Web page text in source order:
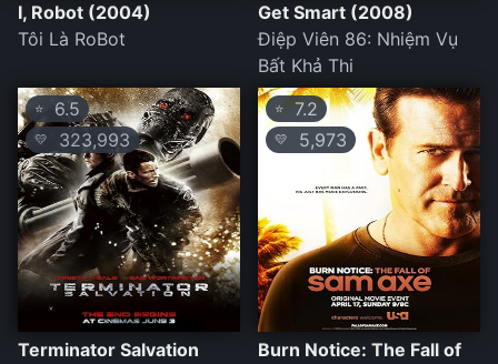
I, Robot (2004)
Tôi Là RoBot
Get Smart (2008)
Điệp Viên 86: Nhiệm Vụ
Bất Khả Thi
⭐ 6.5
💛 323,993
Terminator Salvation
⭐ 7.2
💛 5,973
Burn Notice: The Fall of